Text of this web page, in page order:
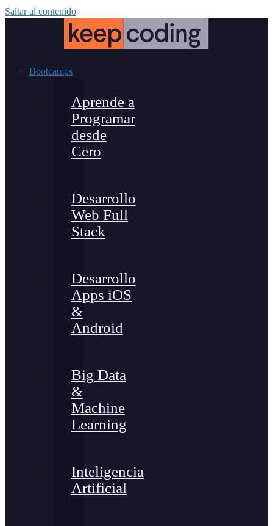
Saltar al contenido
Bootcamps
Aprende a
Programar
desde
Cero
Desarrollo
Web Full
Stack
Desarrollo
Apps iOS
&
Android
Big Data
&
Machine
Learning
Inteligencia
Artificial